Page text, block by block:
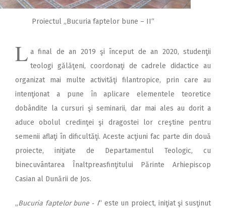
Proiectul „Bucuria faptelor bune – II“
L a final de an 2019 şi început de an 2020, studenţii
teologi gălăţeni, coordonaţi de cadrele didactice au
organizat mai multe activităţi filantropice, prin care au
intenţionat a pune în aplicare elementele teoretice
dobândite la cursuri şi seminarii, dar mai ales au dorit a
aduce obolul credinţei şi dragostei lor creştine pentru
semenii aflaţi în dificultăţi. Aceste acţiuni fac parte din două
proiecte, iniţiate de Departamentul Teologic, cu
binecuvântarea Înaltpreasfinţitului Părinte Arhiepiscop
Casian al Dunării de Jos.
„Bucuria faptelor bune ‑ I“ este un proiect, iniţiat şi susţinut